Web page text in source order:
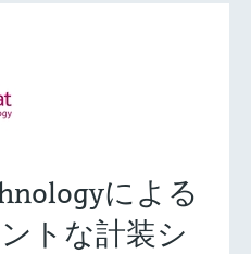
による
トな計装シ